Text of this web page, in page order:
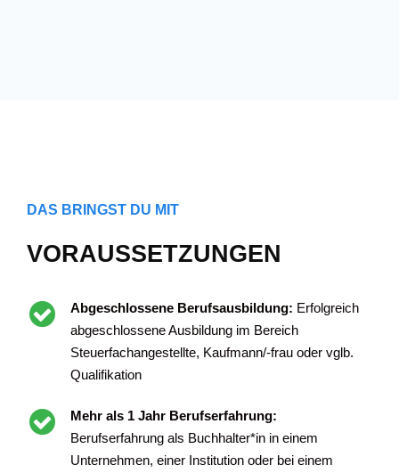
DAS BRINGST DU MIT
VORAUSSETZUNGEN
Abgeschlossene Berufsausbildung: Erfolgreich
abgeschlossene Ausbildung im Bereich
Steuerfachangestellte, Kaufmann/-frau oder vglb.
Qualifikation
Mehr als 1 Jahr Berufserfahrung:
Berufserfahrung als Buchhalter*in in einem
Unternehmen, einer Institution oder bei einem